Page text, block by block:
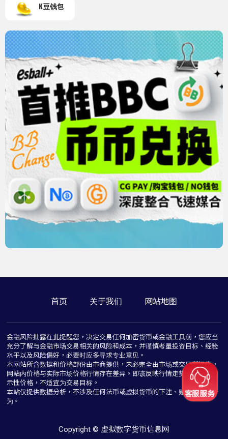
K豆钱包
首页 关于我们 网站地图
金融风险批露在此提醒您，决定交易任何加密货币或金融工具前，您应当
充分了解与金融市场交易相关的风险和成本，并谨慎考量投资目标、经验
水平以及风险偏好，必要时应多寻求专业意见。
本网站所含数据和价格部份由市商提供，未必完全由市场或交易所提供，
网站内价格与实际市场价格行情存在差异。即该反映行情走势价格仅为指
示性价格，不适宜为交易目标。
本站仅提供数据分析，不涉及任何法币或虚拟货币的下注、赌博与推介行
为。
Copyright © 虚拟数字货币信息网